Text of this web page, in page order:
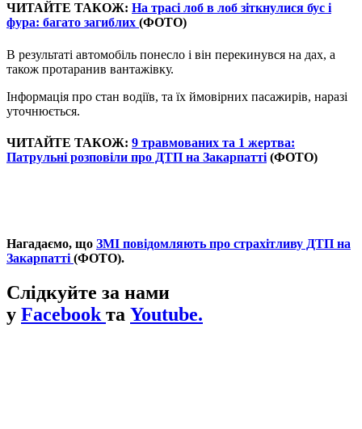
ЧИТАЙТЕ ТАКОЖ: На трасі лоб в лоб зіткнулися бус і
фура: багато загиблих (ФОТО)
В результаті автомобіль понесло і він перекинувся на дах, а
також протаранив вантажівку.
Інформація про стан водіїв, та їх ймовірних пасажирів, наразі
уточнюється.
ЧИТАЙТЕ ТАКОЖ: 9 травмованих та 1 жертва:
Патрульні розповіли про ДТП на Закарпатті (ФОТО)
Нагадаємо, що ЗМІ повідомляють про страхітливу ДТП на
Закарпатті (ФОТО).
Слідкуйте за нами
у Facebook та Youtube.